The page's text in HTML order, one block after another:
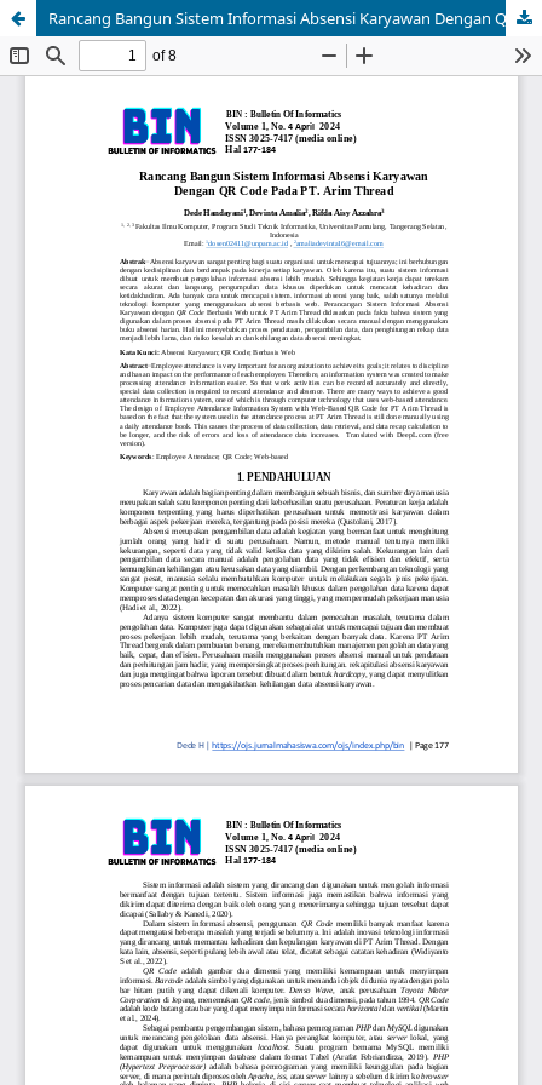
Rancang Bangun Sistem Informasi Absensi Karyawan Dengan QR Code Pada PT. Arim Thread